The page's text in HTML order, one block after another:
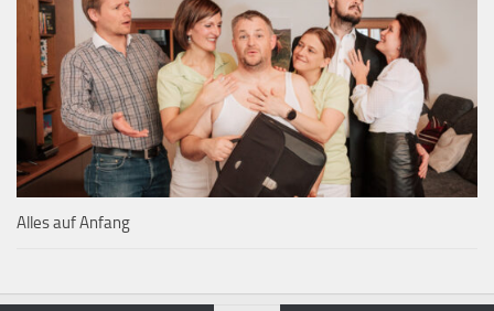
Alles auf Anfang